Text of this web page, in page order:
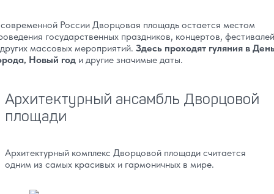
России Дворцовая площадь остается местом
государственных праздников, концертов, фестивалей
массовых мероприятий. Здесь проходят гуляния в
Новый год и другие значимые даты.
Архитектурный ансамбль Дворцовой
площади
Архитектурный комплекс Дворцовой площади считается
одним из самых красивых и гармоничных в мире.